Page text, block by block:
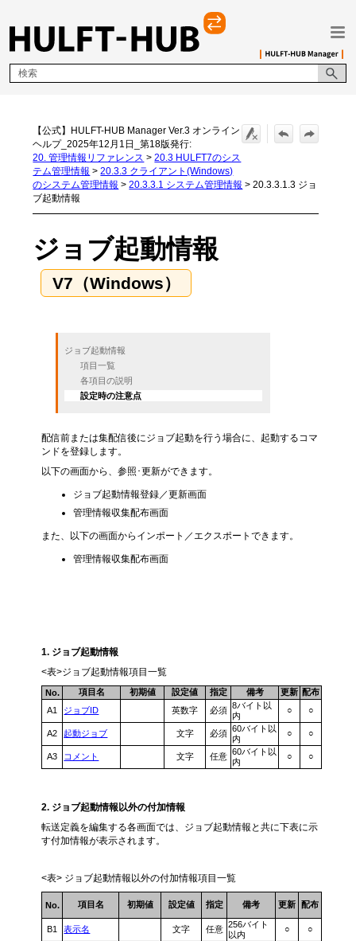
メイン コンテンツにスキップ
【公式】HULFT-HUB Manager Ver.3 オンライン
ヘルプ_2025年12月1日_第18版発行:
20. 管理情報リファレンス >20.3 HULFT7のシス
テム管理情報 >20.3.3 クライアント(Windows)
のシステム管理情報 >20.3.3.1 システム管理情報 >20.3.3.1.3 ジョ
ブ起動情報
ジョブ起動情報
ジョブ起動情報
項目一覧
各項目の説明
設定時の注意点
配信前または集配信後にジョブ起動を行う場合に、起動するコマ
ンドを登録します。
以下の画面から、参照･更新ができます。
ジョブ起動情報登録／更新画面
管理情報収集配布画面
また、以下の画面からインポート／エクスポートできます。
管理情報収集配布画面
1. ジョブ起動情報
<表>ジョブ起動情報項目一覧
No. 項目名 初期値 設定値 指定 備考 更新 配布
A1
ジョブID 英数字 必須 8バイト以
内
○ ○
A2 起動ジョブ 文字 必須 60バイト以
内
○ ○
A3 コメント 文字 任意 60バイト以
内
○ ○
2. ジョブ起動情報以外の付加情報
転送定義を編集する各画面では、ジョブ起動情報と共に下表に示
す付加情報が表示されます。
<表> ジョブ起動情報以外の付加情報項目一覧
No. 項目名 初期値 設定値 指定 備考 更新 配布
B1 表示名 文字 任意 256バイト
以内
○ ○